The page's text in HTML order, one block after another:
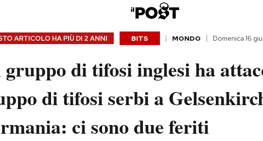
ARTICOLO HA PIÙ DI 2 ANNI BITS MONDO Domenica 16
gruppo di tifosi inglesi ha
di tifosi serbi a
ci sono due feriti